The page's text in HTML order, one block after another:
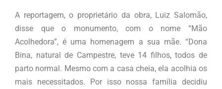
A reportagem, o proprietário da obra, Luiz Salomão,
disse que o monumento, com o nome “Mão
Acolhedora”, é uma homenagem a sua mãe. “Dona
Bina, natural de Campestre, teve 14 filhos, todos de
parto normal. Mesmo com a casa cheia, ela acolhia os
mais necessitados. Por isso nossa família decidiu